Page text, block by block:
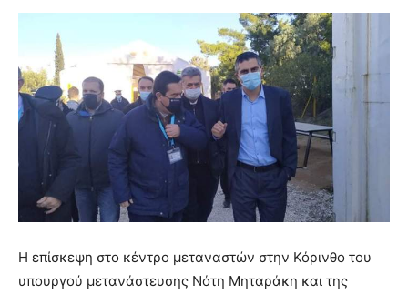
Η επίσκεψη στο κέντρο μεταναστών στην Κόρινθο του
υπουργού μετανάστευσης Νότη Μηταράκη και της